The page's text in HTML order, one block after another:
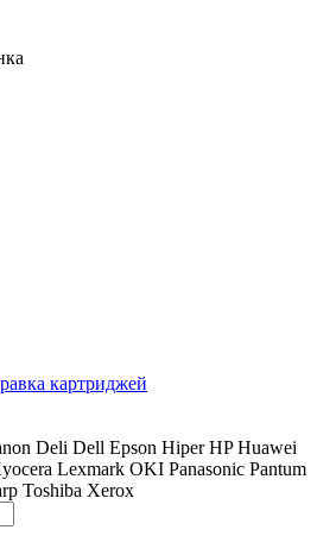
картриджей
Deli Dell Epson Hiper HP Huawei
Lexmark OKI Panasonic Pantum
Toshiba Xerox